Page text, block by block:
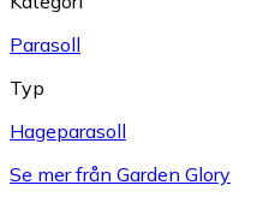
Parasoll
Typ
Hageparasoll
Se mer från Garden Glory